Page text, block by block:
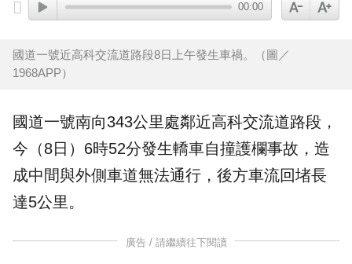
00:00
國道一號近高科交流道路段8日上午發生車禍。（圖／
1968APP）
國道一號南向343公里處鄰近高科交流道路段，
今（8日）6時52分發生轎車自撞護欄事故，造
成中間與外側車道無法通行，後方車流回堵長
達5公里。
廣告 / 請繼續往下閱讀